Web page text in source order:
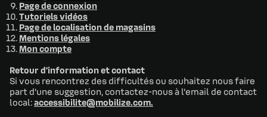
Page de connexion
Tutoriels vidéos
Page de localisation de magasins
Mentions légales
Mon compte
Retour d’information et contact
Si vous rencontrez des difficultés ou souhaitez nous faire
part d’une suggestion, contactez-nous à l'email de contact
local:accessibilite@mobilize.com.